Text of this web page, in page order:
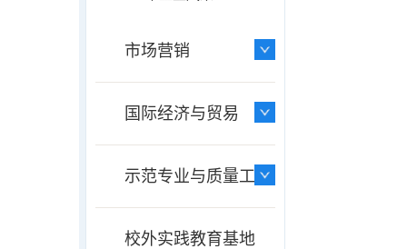
市场营销
国际经济与贸易
示范专业与质量工程
校外实践教育基地